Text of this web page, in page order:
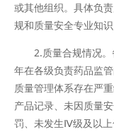
或其他组织。具体负
规和质量安全专业知
2.质量合规情况
年在各级负责药品监
质量管理体系存在严
产品记录、未因质量
罚、未发生Ⅳ级及以上